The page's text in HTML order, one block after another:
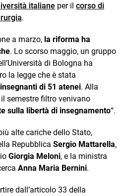
italiane per il corso di
.
a marzo, la riforma ha
. Lo scorso maggio, un gruppo
di Bologna ha
la legge che è stata
di 51 atenei. Alla
semestre filtro venivano
sulla libertà di insegnamento“.
alte cariche dello Stato,
Repubblica Sergio Mattarella,
Giorgia Meloni, e la ministra
Anna Maria Bernini.
dall’articolo 33 della